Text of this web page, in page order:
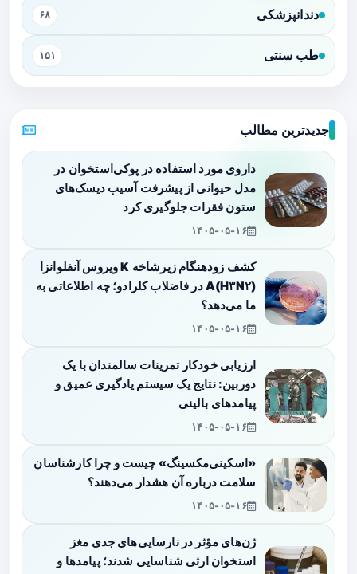
دندانپزشکی ۶۸
طب سنتی ۱۵۱
جدیدترین مطالب
داروی مورد استفاده در پوکی‌استخوان در
مدل حیوانی از پیشرفت آسیب دیسک‌های
ستون فقرات جلوگیری کرد
۱۴۰۵-۰۵-۱۶
کشف زودهنگام زیرشاخه K ویروس آنفلوانزا
A(H۳N۲) در فاضلاب کلرادو؛ چه اطلاعاتی به
ما می‌دهد؟
۱۴۰۵-۰۵-۱۶
ارزیابی خودکار تمرینات سالمندان با یک
دوربین: نتایج یک سیستم یادگیری عمیق و
پیامدهای بالینی
۱۴۰۵-۰۵-۱۶
«اسکینی‌مکسینگ» چیست و چرا کارشناسان
سلامت درباره آن هشدار می‌دهند؟
۱۴۰۵-۰۵-۱۶
ژن‌های مؤثر در نارسایی‌های جدی مغز
استخوان ارثی شناسایی شدند؛ پیامدها و